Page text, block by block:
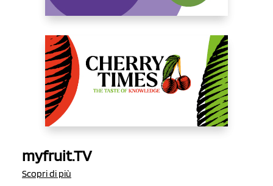
myfruit.TV
Scopri di più